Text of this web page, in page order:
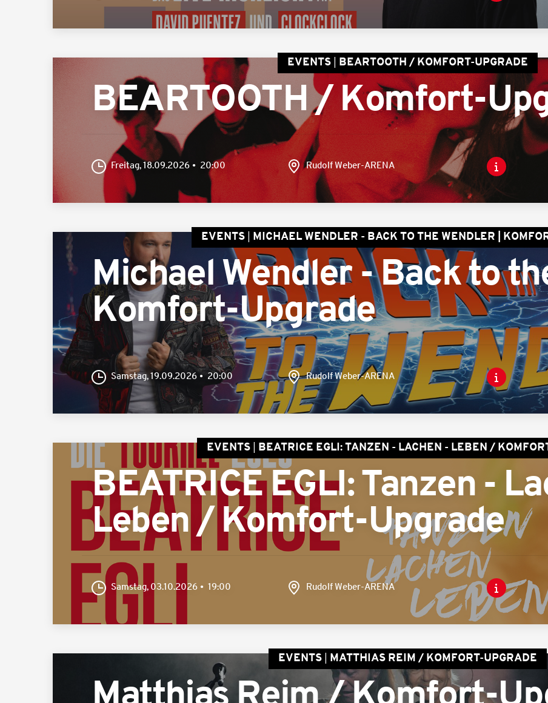
EVENTS BEARTOOTH / KOMFORT-UPGRADE
BEARTOOTH / Komfort-
Freitag, 18.09.2026 20:00 Rudolf Weber-ARENA
EVENTS MICHAEL WENDLER - BACK TO THE WENDLER |
Michael Wendler - Back to
Komfort-Upgrade
Samstag, 19.09.2026 20:00 Rudolf Weber-ARENA
EVENTS BEATRICE EGLI: TANZEN - LACHEN - LEBEN /
BEATRICE EGLI: Tanzen -
Leben / Komfort-Upgrade
Samstag, 03.10.2026 19:00 Rudolf Weber-ARENA
EVENTS MATTHIAS REIM / KOMFORT-UPGRADE